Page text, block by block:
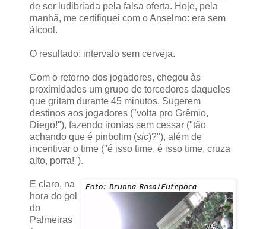
de ser ludibriada pela falsa oferta. Hoje, pela
manhã, me certifiquei com o Anselmo: era sem
álcool.
O resultado: intervalo sem cerveja.
Com o retorno dos jogadores, chegou às
proximidades um grupo de torcedores daqueles
que gritam durante 45 minutos. Sugerem
destinos aos jogadores ("volta pro Grêmio,
Diego!"), fazendo ironias sem cessar ("tão
achando que é pinbolim (sic)?"), além de
incentivar o time ("é isso time, é isso time, cruza
alto, porra!").
E claro, na
hora do gol
do
Palmeiras